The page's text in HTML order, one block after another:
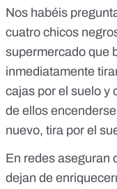
Nos habéis
cuatro chicos
supermercado que
inmediatamente
cajas por el suelo y
de ellos
nuevo, tira por el
En redes aseguran
dejan de